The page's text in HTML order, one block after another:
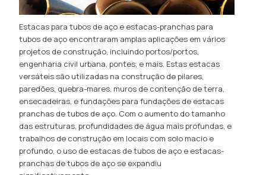
Estacas para tubos de aço e estacas-pranchas para
tubos de aço encontraram amplas aplicações em vários
projetos de construção, incluindo portos/portos,
engenharia civil urbana, pontes, e mais. Estas estacas
versáteis são utilizadas na construção de pilares,
paredões, quebra-mares, muros de contenção de terra,
ensecadeiras, e fundações para fundações de estacas
pranchas de tubos de aço. Com o aumento do tamanho
das estruturas, profundidades de água mais profundas, e
trabalhos de construção em locais com solo macio e
profundo, o uso de estacas de tubos de aço e estacas-
pranchas de tubos de aço se expandiu